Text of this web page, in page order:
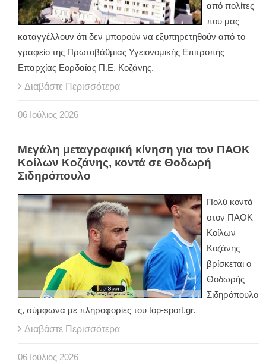
από πολίτες
που μας
καταγγέλλουν ότι δεν μπορούν να εξυπηρετηθούν από το
γραφείο της Πρωτοβάθμιας Υγειονομικής Επιτροπής
Επαρχίας Εορδαίας Π.Ε. Κοζάνης.
Διαβάστε Περισσότερα
06 Ιούλιος 2026
Μεγάλη μεταγραφική κίνηση για τον ΠΑΟΚ
Κοίλων Κοζάνης, κοντά σε Θοδωρή
Σιδηρόπουλο
Πολύ κοντά
στον ΠΑΟΚ
Κοίλων
Κοζάνης
βρίσκεται ο
Θοδωρής
Σιδηρόπουλο
ς, σύμφωνα με πληροφορίες του top-sport.gr.
Διαβάστε Περισσότερα
06 Ιούλιος 2026